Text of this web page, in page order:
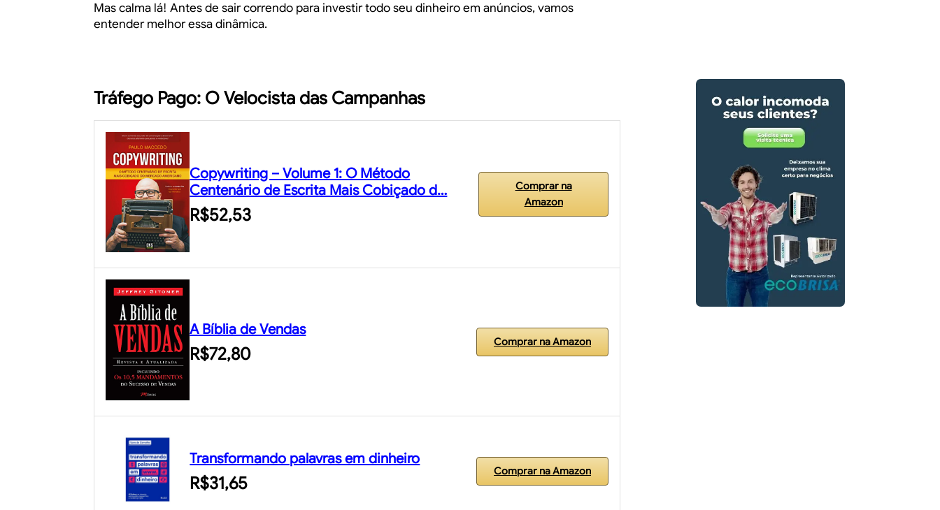
Mas calma lá! Antes de sair correndo para investir todo seu dinheiro em anúncios, vamos
entender melhor essa dinâmica.
Tráfego Pago: O Velocista das Campanhas
Copywriting – Volume 1: O Método
Centenário de Escrita Mais Cobiçado d…
R$52,53
Comprar na
Amazon
A Bíblia de Vendas
R$72,80
Comprar na Amazon
Transformando palavras em dinheiro
R$31,65
Comprar na Amazon